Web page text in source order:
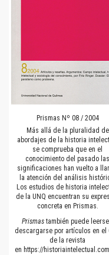
Prismas Nº 08 / 2004
Más allá de la pluralidad de
abordajes de la historia
se comprueba que en el
conocimiento del pasado las
significaciones han vuelto a
la atención del análisis
Los estudios de historia
de la UNQ encuentran su
concreta en Prismas.
Prismas también puede
descargarse por artículos en el
de la revista
en https://